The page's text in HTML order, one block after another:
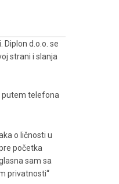
d.o.o. se
strani i slanja
putem telefona
o ličnosti u
početka
sam sa
privatnosti“